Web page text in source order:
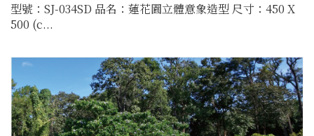
型號：SJ-034SD 品名：蓮花園立體意象造型 尺寸：450 X
500 (c...